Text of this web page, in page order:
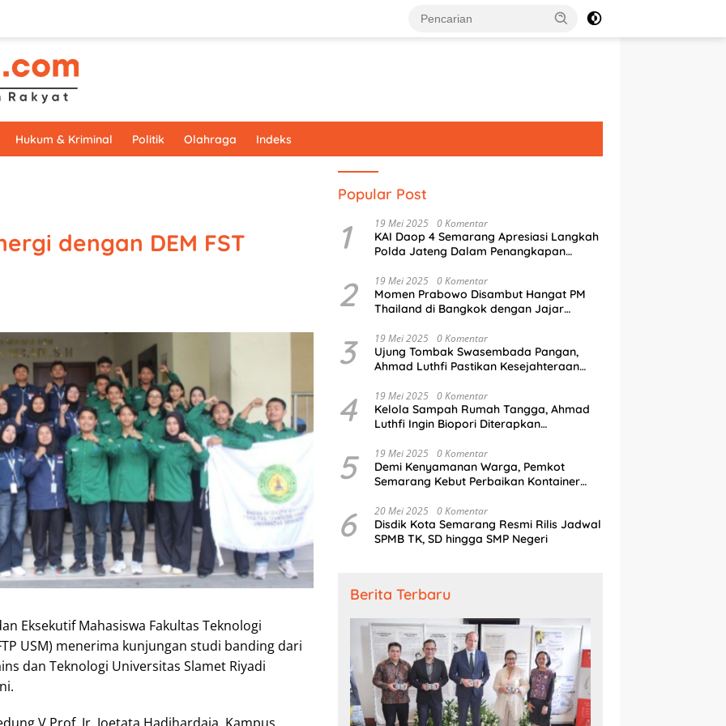
Hukum & Kriminal Politik Olahraga Indeks
dengan DEM FST
Eksekutif Mahasiswa Fakultas Teknologi
USM) menerima kunjungan studi banding dari
dan Teknologi Universitas Slamet Riyadi
Popular Post
1 19 Mei 2025 0 Komentar
KAI Daop 4 Semarang Apresiasi Langkah
Polda Jateng Dalam Penangkapan
Perusahaan
2 19 Mei 2025 0 Komentar
Momen Prabowo Disambut Hangat PM
Thailand di Bangkok dengan Jajar
3 19 Mei 2025 0 Komentar
Ujung Tombak Swasembada Pangan,
Ahmad Luthfi Pastikan Kesejahteraan
4 19 Mei 2025 0 Komentar
Kelola Sampah Rumah Tangga, Ahmad
Luthfi Ingin Biopori Diterapkan
5 19 Mei 2025 0 Komentar
Demi Kenyamanan Warga, Pemkot
Semarang Kebut Perbaikan Kontainer
6 20 Mei 2025 0 Komentar
Disdik Kota Semarang Resmi Rilis Jadwal
SPMB TK, SD hingga SMP Negeri
Berita Terbaru